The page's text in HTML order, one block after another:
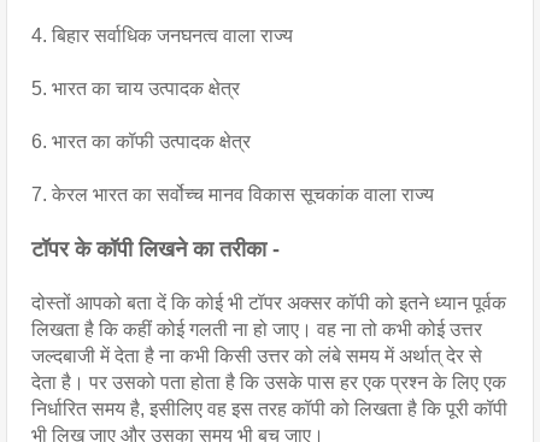
4. बिहार सर्वाधिक जनघनत्व वाला राज्य
5. भारत का चाय उत्पादक क्षेत्र
6. भारत का कॉफी उत्पादक क्षेत्र
7. केरल भारत का सर्वोच्च मानव विकास सूचकांक वाला राज्य
टॉपर के कॉपी लिखने का तरीका -
दोस्तों आपको बता दें कि कोई भी टॉपर अक्सर कॉपी को इतने ध्यान पूर्वक
लिखता है कि कहीं कोई गलती ना हो जाए। वह ना तो कभी कोई उत्तर
जल्दबाजी में देता है ना कभी किसी उत्तर को लंबे समय में अर्थात् देर से
देता है। पर उसको पता होता है कि उसके पास हर एक प्रश्न के लिए एक
निर्धारित समय है, इसीलिए वह इस तरह कॉपी को लिखता है कि पूरी कॉपी
भी लिख जाए और उसका समय भी बच जाए।